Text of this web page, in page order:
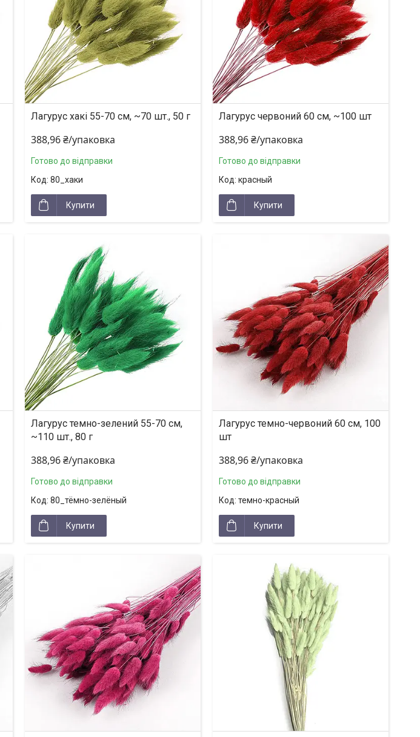
Лагурус хакі 55-70 см, ~70 шт., 50 г
388,96 ₴/упаковка
Готово до відправки
80_хаки
Купити
Лагурус червоний 60 см, ~100 шт
388,96 ₴/упаковка
Готово до відправки
красный
Купити
Лагурус темно-зелений 55-70 см,
~110 шт., 80 г
388,96 ₴/упаковка
Готово до відправки
80_тёмно-зелёный
Купити
Лагурус темно-червоний 60 см, 100
шт
388,96 ₴/упаковка
Готово до відправки
темно-красный
Купити